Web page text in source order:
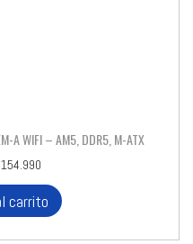
A WIFI – AM5, DDR5, M-ATX
154.990
carrito